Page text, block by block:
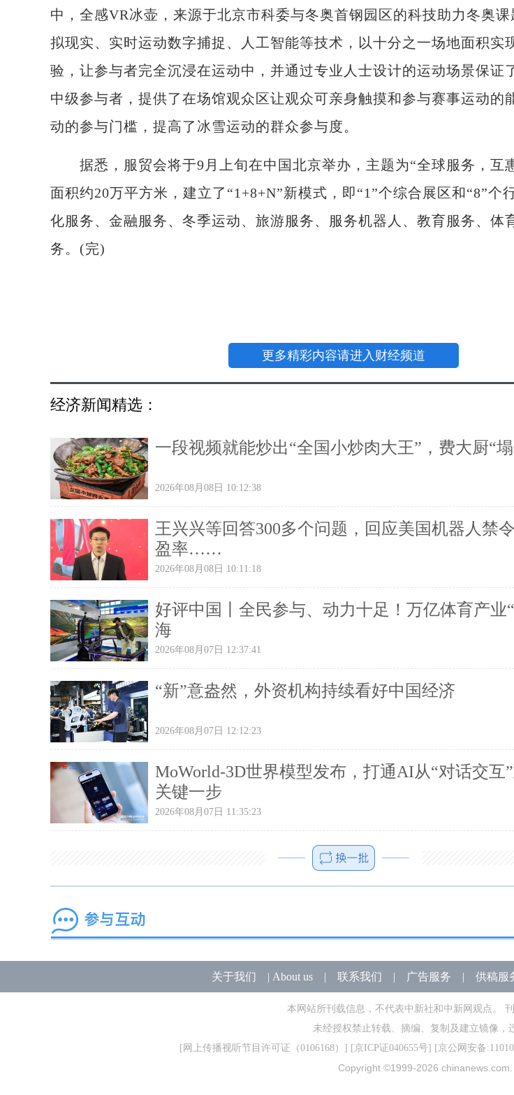
中，全感VR冰壶，来源于北京市科委与冬奥首钢园区的科技助力冬奥
拟现实、实时运动数字捕捉、人工智能等技术，以十分之一场地面积实
验，让参与者完全沉浸在运动中，并通过专业人士设计的运动场景保证
中级参与者，提供了在场馆观众区让观众可亲身触摸和参与赛事运动的
动的参与门槛，提高了冰雪运动的群众参与度。
据悉，服贸会将于9月上旬在中国北京举办，主题为“全球服务，互
面积约20万平方米，建立了“1+8+N”新模式，即“1”个综合展区和“8”个
化服务、金融服务、冬季运动、旅游服务、服务机器人、教育服务、体
务。(完)
更多精彩内容请进入财经频道
经济新闻精选：
一段视频就能炒出“全国小炒肉大王”，费大厨“
2026年08月08日 10:12:38
王兴兴等回答300多个问题，回应美国机器人禁
盈率……
2026年08月08日 10:11:18
好评中国丨全民参与、动力十足！万亿体育产业
海
2026年08月07日 12:37:41
“新”意盎然，外资机构持续看好中国经济
2026年08月07日 12:12:23
MoWorld-3D世界模型发布，打通AI从“对话交互
关键一步
2026年08月07日 11:35:23
关于我们 | About us| 联系我们 | 广告服务 | 供稿服
本网站所刊载信息，不代表中新社和中新网观点。
未经授权禁止转载、摘编、复制及建立镜像，
[ 网上传播视听节目许可证（0106168） ] [京ICP证040655号] [京公网安备
Copyright ©1999-2026